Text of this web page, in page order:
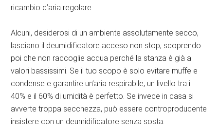
ricambio d’aria regolare.
Alcuni, desiderosi di un ambiente assolutamente secco,
lasciano il deumidificatore acceso non stop, scoprendo
poi che non raccoglie acqua perché la stanza è già a
valori bassissimi. Se il tuo scopo è solo evitare muffe e
condense e garantire un’aria respirabile, un livello tra il
40% e il 60% di umidità è perfetto. Se invece in casa si
avverte troppa secchezza, può essere controproducente
insistere con un deumidificatore senza sosta.